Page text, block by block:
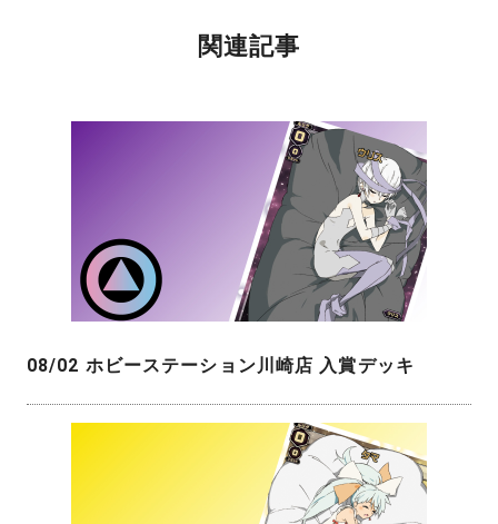
関連記事
08/02 ホビーステーション川崎店 入賞デッキ